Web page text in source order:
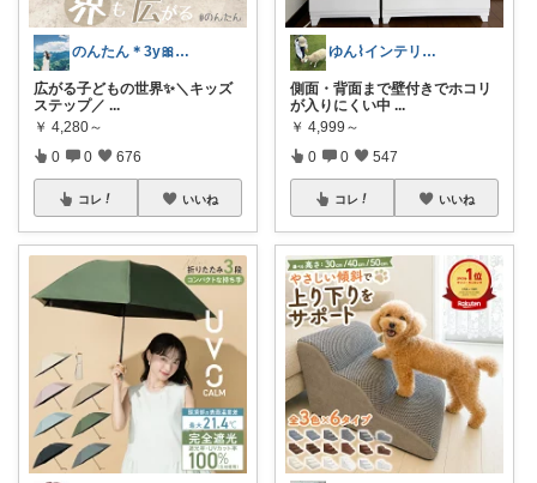
のんたん＊3y🎀1y👶🏻🍼
広がる子どもの世界✨＼キッズ
ステップ／ ...
￥ 4,280～
0 0 676
コレ いいね
ゆん⌇インテリアと生活雑貨がメイン🧸
側面・背面まで壁付きでホコリ
が入りにくい中 ...
￥ 4,999～
0 0 547
コレ いいね